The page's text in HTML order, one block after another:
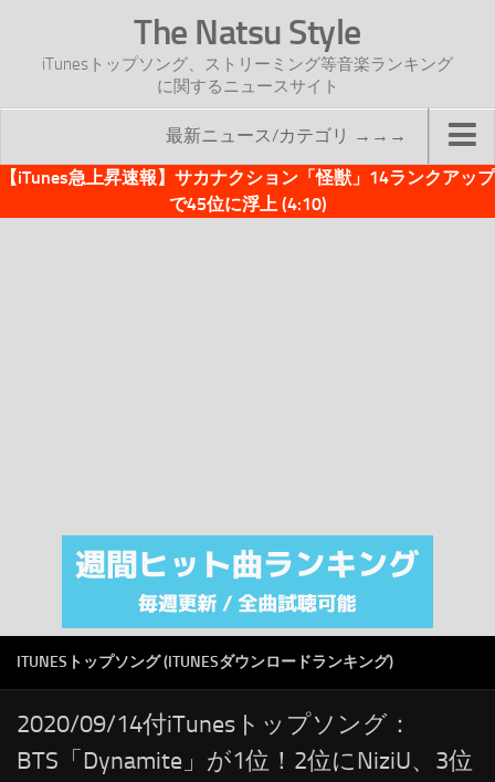
The Natsu Style
iTunesトップソング、ストリーミング等音楽ランキング
に関するニュースサイト
最新ニュース/カテゴリ →→→
TOP
注目カテゴリ
オリジナルiTunes週間トップソング
RSS
LINKS
【iTunes急上昇速報】サカナクション「怪獣」14ランクアップ
で45位に浮上 (4:10)
ITUNESトップソング (ITUNESダウンロードランキング)
2020/09/14付iTunesトップソング：
BTS「Dynamite」が1位！2位にNiziU、3位